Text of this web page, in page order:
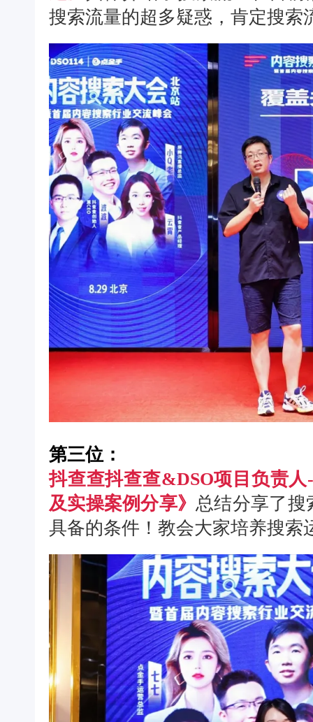
搜索流量的超多疑惑，肯定搜索
第三位：
抖查查抖查查&DSO项目负责
及实操案例分享》 总结分享了搜
具备的条件！教会大家培养搜索